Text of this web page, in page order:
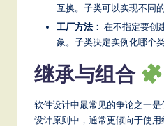
互换。子类可以实现不同的
工厂方法： 在不指定要创
象。子类决定实例化哪个类
继承与组合
软件设计中最常见的争论之一
设计原则中，通常更倾向于使用